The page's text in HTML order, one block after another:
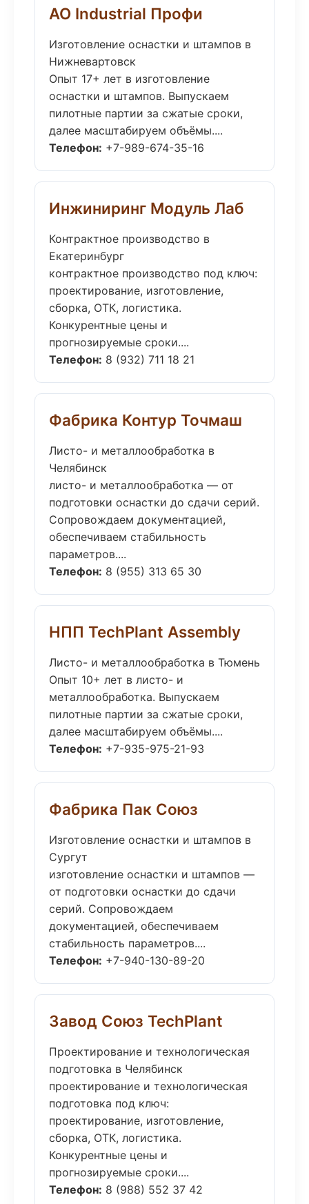
АО Industrial Профи
Изготовление оснастки и штампов в
Нижневартовск
Опыт 17+ лет в изготовление
оснастки и штампов. Выпускаем
пилотные партии за сжатые сроки,
далее масштабируем объёмы....
Телефон: +7-989-674-35-16
Инжиниринг Модуль Лаб
Контрактное производство в
Екатеринбург
контрактное производство под ключ:
проектирование, изготовление,
сборка, ОТК, логистика.
Конкурентные цены и
прогнозируемые сроки....
Телефон: 8 (932) 711 18 21
Фабрика Контур Точмаш
Листо- и металлообработка в
Челябинск
листо- и металлообработка — от
подготовки оснастки до сдачи серий.
Сопровождаем документацией,
обеспечиваем стабильность
параметров....
Телефон: 8 (955) 313 65 30
НПП TechPlant Assembly
Листо- и металлообработка в Тюмень
Опыт 10+ лет в листо- и
металлообработка. Выпускаем
пилотные партии за сжатые сроки,
далее масштабируем объёмы....
Телефон: +7-935-975-21-93
Фабрика Пак Союз
Изготовление оснастки и штампов в
Сургут
изготовление оснастки и штампов —
от подготовки оснастки до сдачи
серий. Сопровождаем
документацией, обеспечиваем
стабильность параметров....
Телефон: +7-940-130-89-20
Завод Союз TechPlant
Проектирование и технологическая
подготовка в Челябинск
проектирование и технологическая
подготовка под ключ:
проектирование, изготовление,
сборка, ОТК, логистика.
Конкурентные цены и
прогнозируемые сроки....
Телефон: 8 (988) 552 37 42